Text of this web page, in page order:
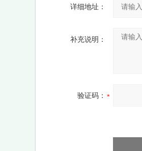
详细地址：
补充说明：
验证码：